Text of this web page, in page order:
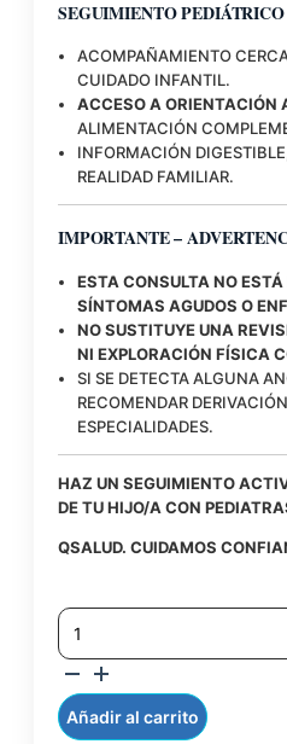
SEGUIMIENTO
ACOMPAÑAMIENTO
CUIDADO INFANTIL.
ACCESO A ORIENTACIÓN
ALIMENTACIÓN
INFORMACIÓN
REALIDAD FAMILIAR.
IMPORTANTE –
ESTA CONSULTA NO
SÍNTOMAS AGUDOS O
NO SUSTITUYE UNA
NI EXPLORACIÓN FÍSICA
SI SE DETECTA ALGUNA
RECOMENDAR
ESPECIALIDADES.
HAZ UN SEGUIMIENTO
DE TU HIJO/A CON
QSALUD. CUIDAMOS
CONSULTA
PEDIATRICA
CONTROL
DE
NIÑO
SANO
Añadir al carrito